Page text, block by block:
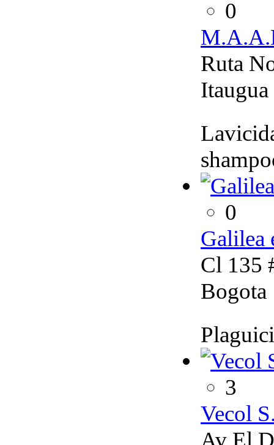
0
Ruta
Itaugua
0
Galilea
Cl 135
Bogota
3
Vecol
Av El